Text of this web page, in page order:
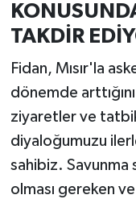
TAKDİR
Fidan, Mısır'la
dönemde
ziyaretler ve
diyaloğumuzu
sahibiz. Savunma
olması gereken